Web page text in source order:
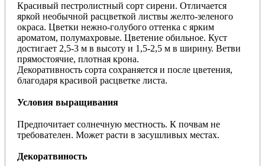
Красивый пестролистный сорт сирени. Отличается
яркой необычной расцветкой листвы желто-зеленого
окраса. Цветки нежно-голубого оттенка с ярким
ароматом, полумахровые. Цветение обильное. Куст
достигает 2,5-3 м в высоту и 1,5-2,5 м в ширину. Ветви
прямостоячие, плотная крона.
Декоративность сорта сохраняется и после цветения,
благодаря красивой расцветке листа.
Условия выращивания
Предпочитает солнечную местность. К почвам не
требователен. Может расти в засушливых местах.
Декоратвиность